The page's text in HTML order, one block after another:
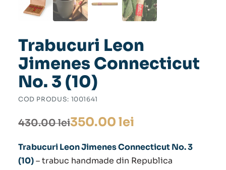
Trabucuri Leon
Jimenes Connecticut
No. 3 (10)
COD PRODUS: 1001641
430.00lei
Prețul
inițial
a
350.00 lei
Prețul
curent
este:
Trabucuri Leon Jimenes Connecticut No. 3
(10)– trabuc handmade din Republica